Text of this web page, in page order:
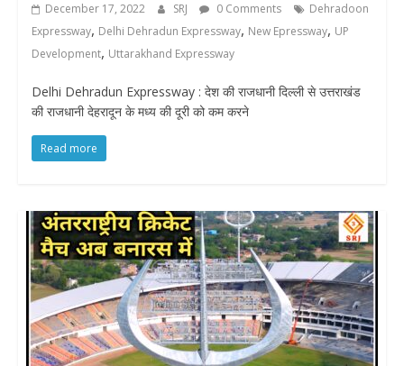
December 17, 2022 SRJ 0 Comments
Dehradoon
Expressway, Delhi Dehradun Expressway, New Epressway, UP
Development, Uttarakhand Expressway
Delhi Dehradun Expressway : देश की राजधानी दिल्ली से उत्तराखंड
की राजधानी देहरादून के मध्य की दूरी को कम करने
Read more